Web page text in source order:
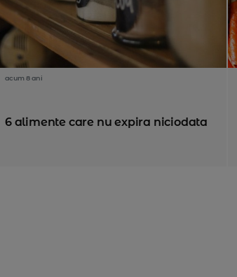
acum 8 ani
6 alimente care nu expira niciodata